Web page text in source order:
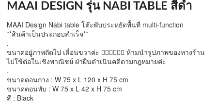
MAAI DESIGN รุ่น NABI TABLE สีดำ
MAAI Design Nabi table โต๊ะพับประหยัดพื้นที่ multi-function
**สินค้าเป็นประกอบสำเร็จ**
.
ขนาดอยู่ภาพถัดไป เลื่อนขวาค่ะ 👉🏻👉🏻👉🏻 ห้ามนำรูปภาพของทางร้าน
ไปใช้ต่อในเชิงพาณิชย์ ฝ่าฝืนดำเนินคดีตามกฎหมายค่ะ
.
ขนาดตอนกาง : W 75 x L 120 x H 75 cm
ขนาดตอนพับ : W 75 x L 42 x H 75 cm
สี : Black